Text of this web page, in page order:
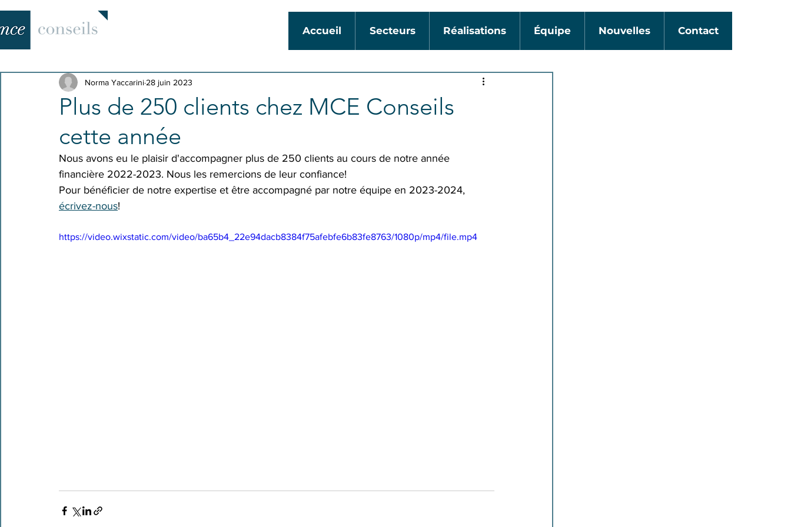
Accueil Secteurs Réalisations Équipe Nouvelles Contact
Plus de 250 clients chez MCE Conseils
cette année
Norma Yaccarini 28 juin 2023
Nous avons eu le plaisir d'accompagner plus de 250 clients au cours de notre année
financière 2022-2023. Nous les remercions de leur confiance!
Pour bénéficier de notre expertise et être accompagné par notre équipe en 2023-2024,
écrivez-nous!
https://video.wixstatic.com/video/ba65b4_22e94dacb8384f75afebfe6b83fe8763/1080p/mp4/file.mp4